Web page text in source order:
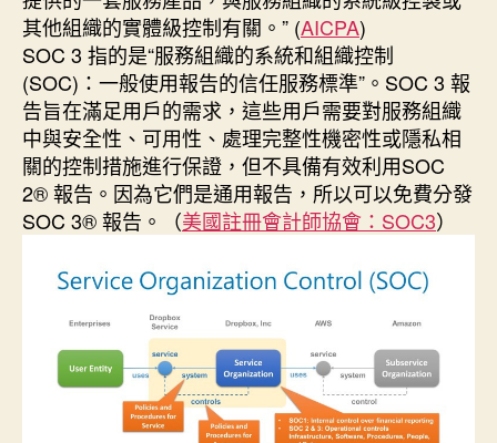
其他組織的實體級控制有關。” (AICPA)
SOC 3 指的是“服務組織的系統和組織控制
(SOC)：一般使用報告的信任服務標準”。SOC 3 報
告旨在滿足用戶的需求，這些用戶需要對服務組織
中與安全性、可用性、處理完整性機密性或隱私相
關的控制措施進行保證，但不具備有效利用SOC
2® 報告。因為它們是通用報告，所以可以免費分發
SOC 3® 報告。（美國註冊會計師協會：SOC3）